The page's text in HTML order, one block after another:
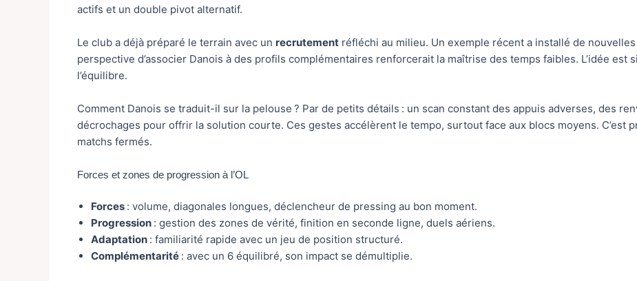
actifs et un double pivot alternatif.
Le club a déjà préparé le terrain avec un recrutement réfléchi au milieu. Un exemple récent a installé de
perspective d’associer Danois à des profils complémentaires renforcerait la maîtrise des temps faibles. L’idée est
l’équilibre.
Comment Danois se traduit-il sur la pelouse ? Par de petits détails : un scan constant des appuis adverses, des
décrochages pour offrir la solution courte. Ces gestes accélèrent le tempo, surtout face aux blocs moyens. C’est
matchs fermés.
Forces et zones de progression à l’OL
Forces : volume, diagonales longues, déclencheur de pressing au bon moment.
Progression : gestion des zones de vérité, finition en seconde ligne, duels aériens.
Adaptation : familiarité rapide avec un jeu de position structuré.
Complémentarité : avec un 6 équilibré, son impact se démultiplie.